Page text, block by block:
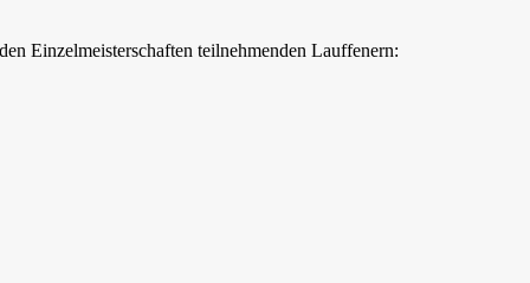
Einzelmeisterschaften teilnehmenden Lauffenern: